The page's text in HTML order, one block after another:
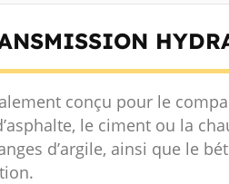
conçu pour le
le ciment ou la
d’argile, ainsi que le